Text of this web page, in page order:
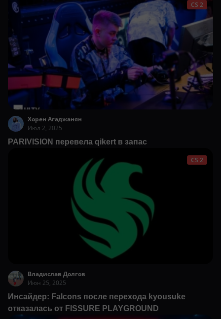
CS 2
Хорен Агаджанян
Июл 2, 2025
PARIVISION перевела qikert в запас
CS 2
Владислав Долгов
Июн 25, 2025
Инсайдер: Falcons после перехода kyousuke
отказалась от FISSURE PLAYGROUND